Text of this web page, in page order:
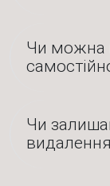
Чи можна
Чи